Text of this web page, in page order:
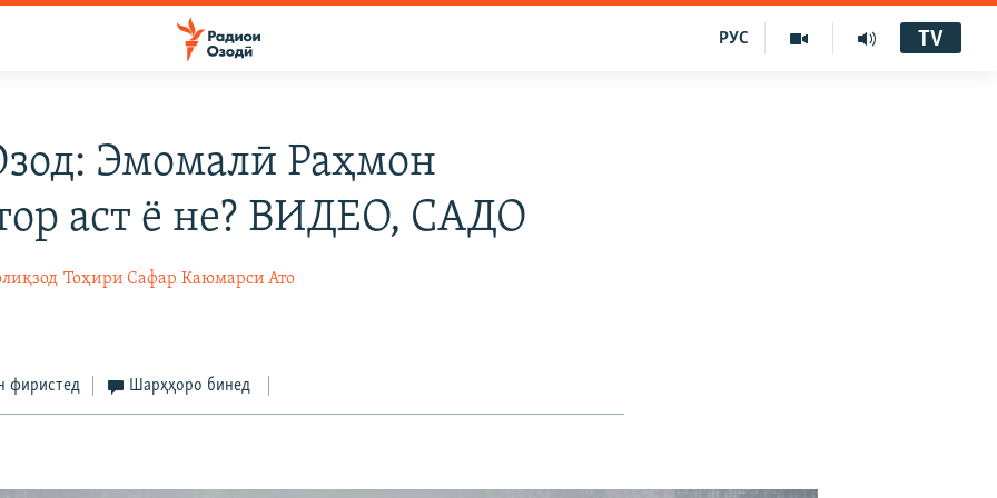
РУС TV
Эмомалӣ Раҳмон
аст ё не? ВИДЕО, САДО
Тоҳири Сафар Каюмарси Ато
фиристед Шарҳҳоро бинед